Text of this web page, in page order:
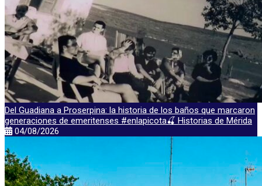
Del Guadiana a Proserpina: la historia de los baños que marcaron
generaciones de emeritenses #enlapicota🍒 Historias de Mérida
04/08/2026